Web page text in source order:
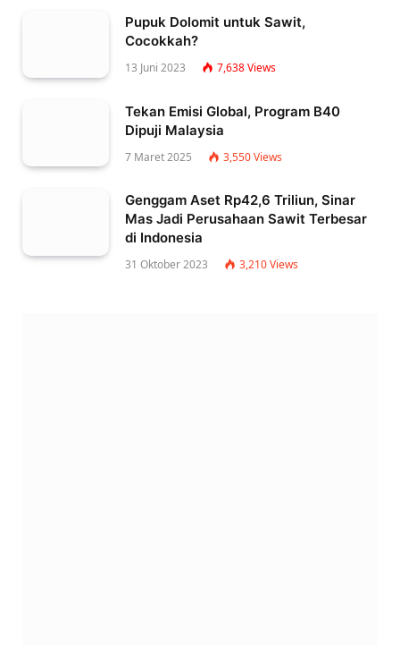
Pupuk Dolomit untuk Sawit,
Cocokkah?
13 Juni 2023 7,638Views
Tekan Emisi Global, Program B40
Dipuji Malaysia
7 Maret 2025 3,550Views
Genggam Aset Rp42,6 Triliun, Sinar
Mas Jadi Perusahaan Sawit Terbesar
di Indonesia
31 Oktober 2023 3,210Views